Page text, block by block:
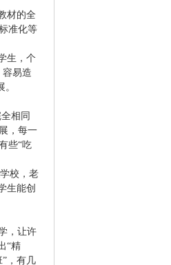
材的全
准化等
生，个
容易造
相同
，每一
些“吃
校，老
生能创
，让许
“精
，有几